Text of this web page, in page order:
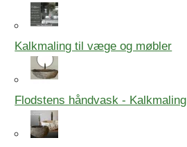
Kalkmaling til væge og møbler
Flodstens håndvask - Kalkmaling